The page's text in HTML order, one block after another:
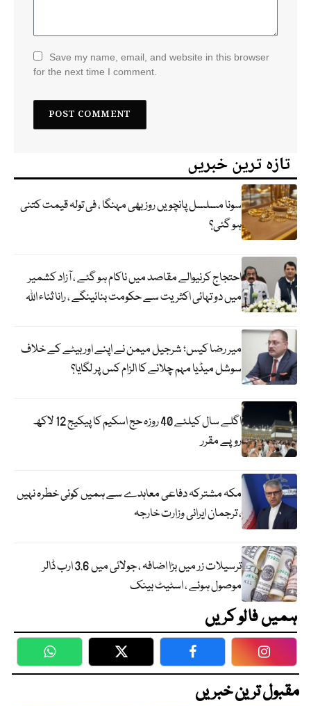
Save my name, email, and website in this browser
for the next time I comment.
تازہ ترین خبریں
سونا مسلسل پانچویں روز بھی مہنگا ، فی تولہ قیمت کتنی
ہو گئی؟
احتجاج کرنیوالے مقاصد میں ناکام ہو گئے ، آزاد کشمیر
میں دو تہائی اکثریت سے حکومت بنائینگے ، رانا ثناء اللہ
میر رضا کیس؛ شرجیل میمن نے اپنے اور بیٹے کے خلاف
سوشل میڈیا مہم چلانے کا الزام کس پر لگایا؟
اگلے سال کیلئے 40 روزہ حج اسکیم کا پیکیج 12 لاکھ
روپے مقرر
مکہ مشترکہ دفاعی معاہدے سے ہمیں کوئی خطرہ نہیں
، ترجمان ایرانی وزارت خارجہ
ترسیلات زر میں بڑا اضافہ ، جولائی میں 3.6 ارب ڈالر
موصول ہوئے ، اسٹیٹ بینک
ہمیں فالو کریں
WhatsApp Twitter Facebook
مقبول ترین خبریں